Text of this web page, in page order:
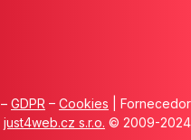
– GDPR – Cookies | Fornecedor
just4web.cz s.r.o. © 2009-2024